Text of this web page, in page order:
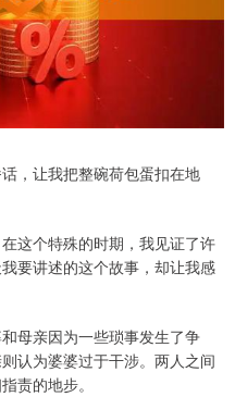
，让我把整碗荷包蛋扣在地
这个特殊的时期，我见证了许
要讲述的这个故事，却让我感
母亲因为一些琐事发生了争
认为婆婆过于干涉。两人之间
责的地步。